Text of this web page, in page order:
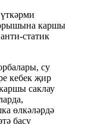
каршы
статик
су
кебек җир
саклау
өлкәләрдә
басу